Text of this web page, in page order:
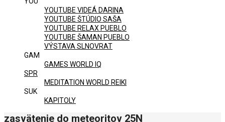
YOUTUBE VIDEÁ DARINA
YOUTUBE ŠTÚDIO SAŠA
YOUTUBE RELAX PUEBLO
YOUTUBE ŠAMAN PUEBLO
VÝSTAVA SLNOVRAT
GAM
GAMES WORLD IQ
SPR
MEDITATION WORLD REIKI
SUK
KAPITOLY
zasvätenie do meteoritov 25N